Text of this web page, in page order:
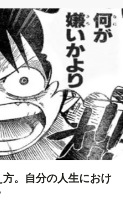
。自分の人生におけ